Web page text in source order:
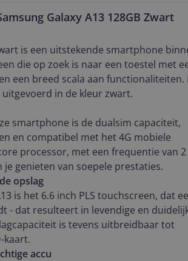
Galaxy A13 128GB Zwart
is een uitstekende smartphone
die op zoek is naar een toestel met
een breed scala aan functionaliteiten.
in de kleur zwart.
smartphone is de dualsim capaciteit,
en compatibel met het 4G mobiele
processor, met een frequentie van 2
je genieten van soepele prestaties.
opslag
is het 6.6 inch PLS touchscreen, dat
- dat resulteert in levendige en
is tevens uitbreidbaar tot
kaart.
accu